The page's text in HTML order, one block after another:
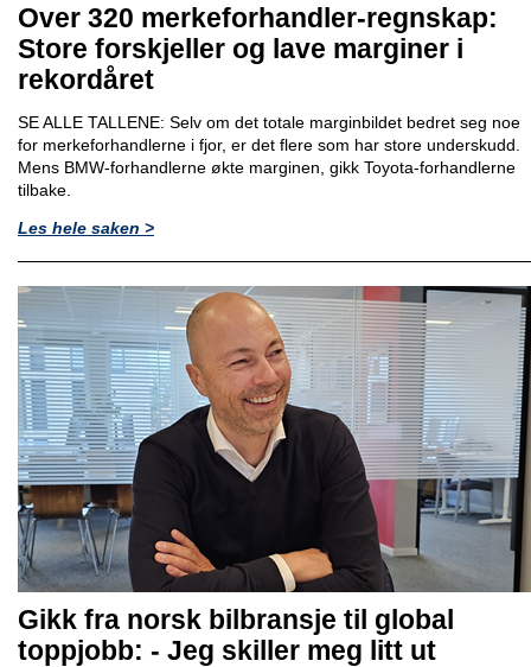
Over 320 merkeforhandler-regnskap:
Store forskjeller og lave marginer i
rekordåret
SE ALLE TALLENE: Selv om det totale marginbildet bedret seg noe
for merkeforhandlerne i fjor, er det flere som har store underskudd.
Mens BMW-forhandlerne økte marginen, gikk Toyota-forhandlerne
tilbake.
Les hele saken >
Gikk fra norsk bilbransje til global
toppjobb: - Jeg skiller meg litt ut